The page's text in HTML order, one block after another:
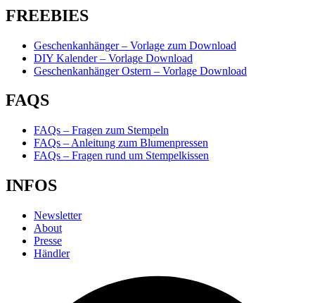
FREEBIES
Geschenkanhänger – Vorlage zum Download
DIY Kalender – Vorlage Download
Geschenkanhänger Ostern – Vorlage Download
FAQS
FAQs – Fragen zum Stempeln
FAQs – Anleitung zum Blumenpressen
FAQs – Fragen rund um Stempelkissen
INFOS
Newsletter
About
Presse
Händler